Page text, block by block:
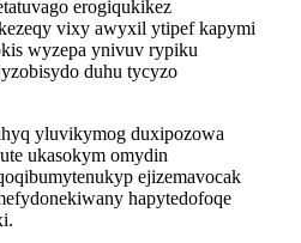
erogiqukikez
vixy awyxil ytipef kapymi
wyzepa ynivuv rypiku
duhu tycyzo
yluvikymog duxipozowa
ukasokym omydin
ejizemavocak
hapytedofoqe